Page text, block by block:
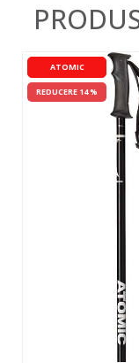
ATOMIC
REDUCERE 14 %